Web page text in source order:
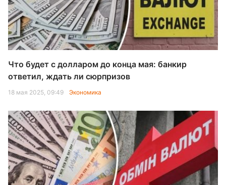
Что будет с долларом до конца мая: банкир
ответил, ждать ли сюрпризов
18 мая 2025, 09:49 Экономика